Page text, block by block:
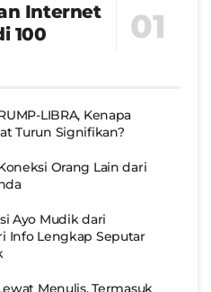
Internet
100
LIBRA, Kenapa
Turun Signifikan?
Orang Lain dari
Ayo Mudik dari
Info Lengkap Seputar
Menulis, Termasuk